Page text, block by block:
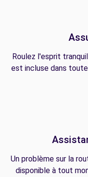
Roulez l'esprit
est incluse dans
Un problème sur la
disponible à tout